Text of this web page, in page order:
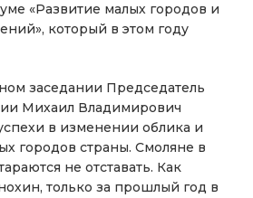
«Развитие малых городов и
который в этом году
заседании Председатель
Михаил Владимирович
в изменении облика и
городов страны. Смоляне в
не отставать. Как
только за прошлый год в